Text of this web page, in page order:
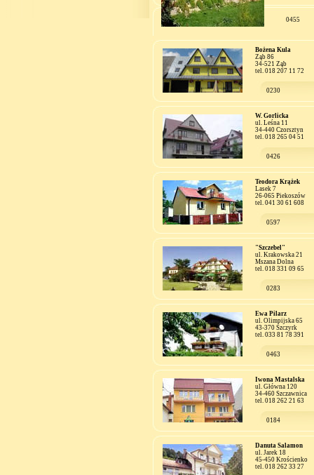
0455
Bożena Kula
Ząb 86
34-521 Ząb
tel. 018 207 11 72
0230
W. Gorlicka
ul. Leśna 11
34-440 Czorsztyn
tel. 018 265 04 51
0426
Teodora Krążek
Lasek 7
26-065 Piekoszów
tel. 041 30 61 608
0597
"Szczebel"
ul. Krakowska 21
Mszana Dolna
tel. 018 331 09 65
0283
Ewa Pilarz
ul. Olimpijska 65
43-370 Szczyrk
tel. 033 81 78 391
0463
Iwona Mastalska
ul. Główna 120
34-460 Szczawnica
tel. 018 262 21 63
0184
Danuta Salamon
ul. Jarek 18
45-450 Krościenko
tel. 018 262 33 27